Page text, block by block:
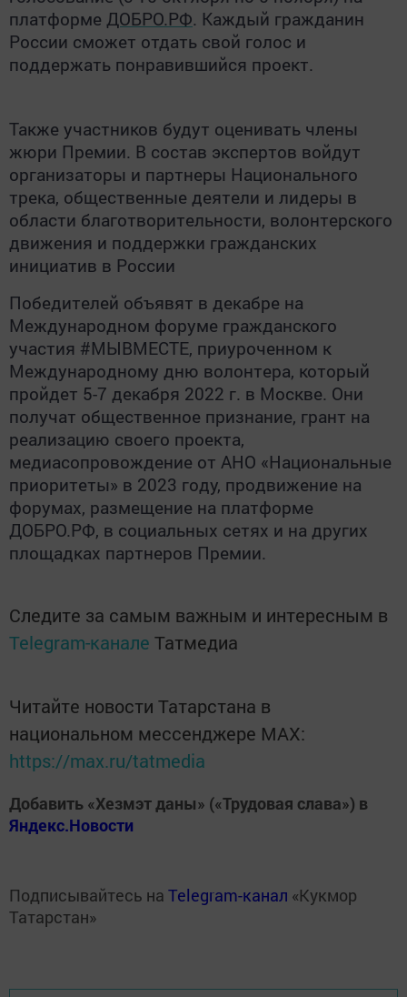
платформе ДОБРО.РФ. Каждый гражданин
России сможет отдать свой голос и
поддержать понравившийся проект.
Также участников будут оценивать члены
жюри Премии. В состав экспертов войдут
организаторы и партнеры Национального
трека, общественные деятели и лидеры в
области благотворительности, волонтерского
движения и поддержки гражданских
инициатив в России
Победителей объявят в декабре на
Международном форуме гражданского
участия #МЫВМЕСТЕ, приуроченном к
Международному дню волонтера, который
пройдет 5-7 декабря 2022 г. в Москве. Они
получат общественное признание, грант на
реализацию своего проекта,
медиасопровождение от АНО «Национальные
приоритеты» в 2023 году, продвижение на
форумах, размещение на платформе
ДОБРО.РФ, в социальных сетях и на других
площадках партнеров Премии.
Следите за самым важным и интересным в
Telegram-канале Татмедиа
Читайте новости Татарстана в
национальном мессенджере MАХ:
https://max.ru/tatmedia
Добавить «Хезмэт даны» («Трудовая слава») в
Яндекс.Новости
Подписывайтесь на Telegram-канал «Кукмор
Татарстан»